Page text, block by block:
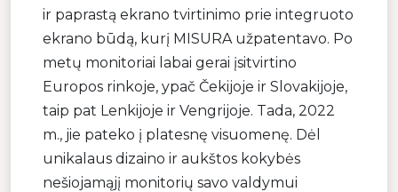
ir paprastą ekrano tvirtinimo prie integruoto
ekrano būdą, kurį MISURA užpatentavo. Po
metų monitoriai labai gerai įsitvirtino
Europos rinkoje, ypač Čekijoje ir Slovakijoje,
taip pat Lenkijoje ir Vengrijoje. Tada, 2022
m., jie pateko į platesnę visuomenę. Dėl
unikalaus dizaino ir aukštos kokybės
nešiojamąjį monitorių savo valdymui